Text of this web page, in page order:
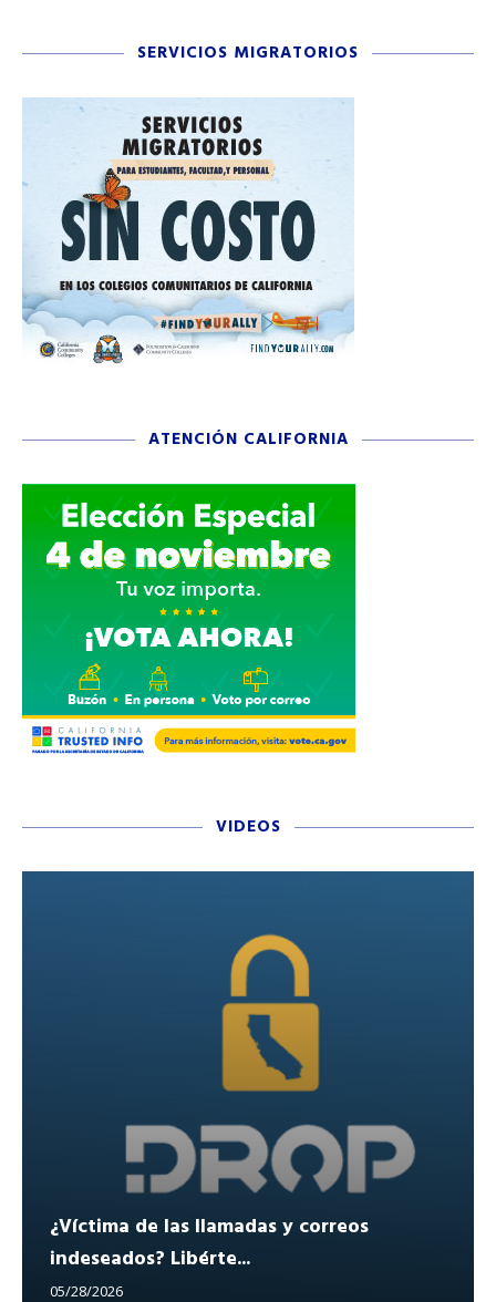
SERVICIOS MIGRATORIOS
ATENCIÓN CALIFORNIA
VIDEOS
¿Víctima de las llamadas y correos
indeseados? Libérte...
05/28/2026